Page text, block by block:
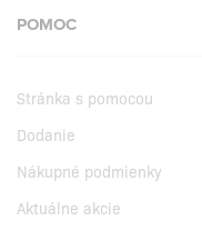
POMOC
Stránka s pomocou
Dodanie
Nákupné podmienky
Aktuálne akcie